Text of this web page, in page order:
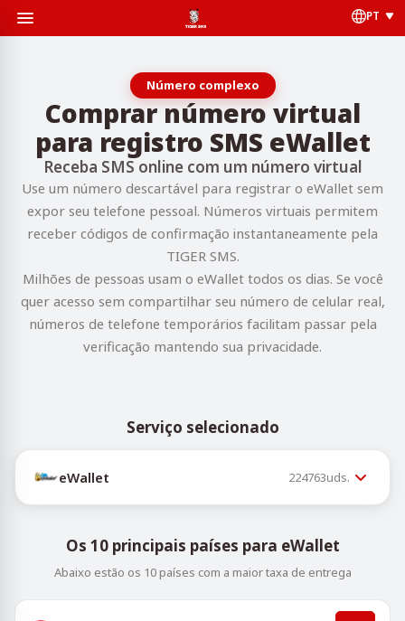
PT
Número complexo
Comprar número virtual
para registro SMS eWallet
Receba SMS online com um número virtual
Use um número descartável para registrar o eWallet sem
expor seu telefone pessoal. Números virtuais permitem
receber códigos de confirmação instantaneamente pela
TIGER SMS.
Milhões de pessoas usam o eWallet todos os dias. Se você
quer acesso sem compartilhar seu número de celular real,
números de telefone temporários facilitam passar pela
verificação mantendo sua privacidade.
Serviço selecionado
eWallet 224763uds.
Os 10 principais países para eWallet
Abaixo estão os 10 países com a maior taxa de entrega